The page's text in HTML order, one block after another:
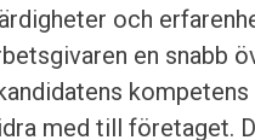
och
en snabb
kompetens
med till företaget.